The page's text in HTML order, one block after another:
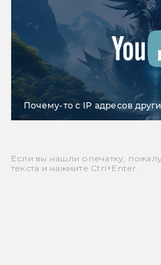
Почему-то с IP адресов
Если вы нашли опечатку,
текста и нажмите Ctrl+Enter.